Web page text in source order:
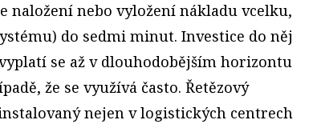
naložení nebo vyložení nákladu vcelku,
do sedmi minut. Investice do něj
se až v dlouhodobějším horizontu
že se využívá často. Řetězový
nejen v logistických centrech